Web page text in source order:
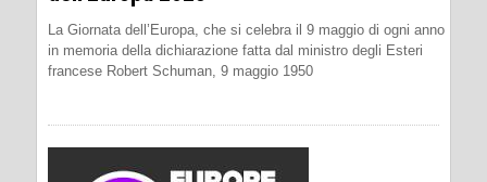
La Giornata dell’Europa, che si celebra il 9 maggio di ogni anno
in memoria della dichiarazione fatta dal ministro degli Esteri
francese Robert Schuman, 9 maggio 1950